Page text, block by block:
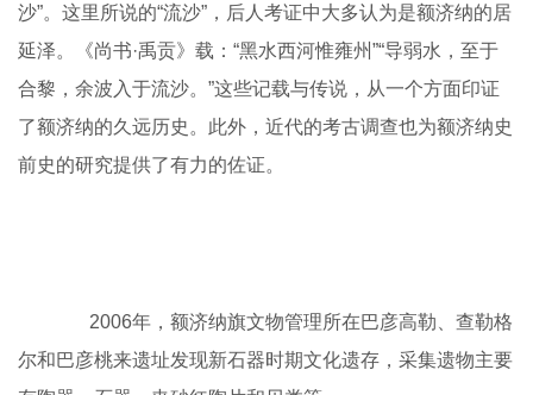
沙”。这里所说的“流沙”，后人考证中大多认为是额济纳的居
延泽。《尚书·禹贡》载：“黑水西河惟雍州”“导弱水，至于
合黎，余波入于流沙。”这些记载与传说，从一个方面印证
了额济纳的久远历史。此外，近代的考古调查也为额济纳史
前史的研究提供了有力的佐证。
2006年，额济纳旗文物管理所在巴彦高勒、查勒格
尔和巴彦桃来遗址发现新石器时期文化遗存，采集遗物主要